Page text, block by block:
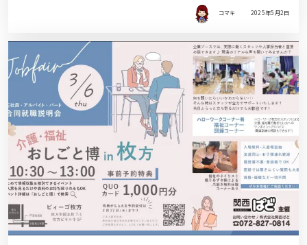
コマキ 2025年5月2日